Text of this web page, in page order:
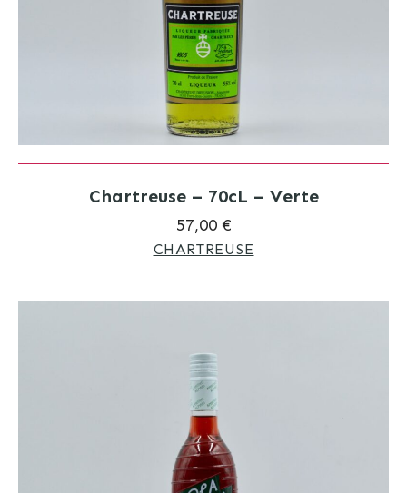
Chartreuse – 70cL – Verte
57,00 €
CHARTREUSE